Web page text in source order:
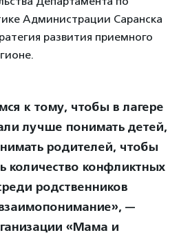
Администрации Саранска
развития приемного
к тому, чтобы в лагере
лучше понимать детей,
родителей, чтобы
количество конфликтных
родственников
—
«Мама и